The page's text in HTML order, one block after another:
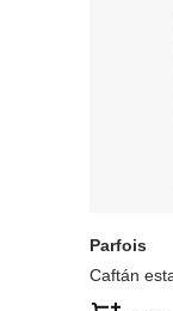
Parfois
Caftán